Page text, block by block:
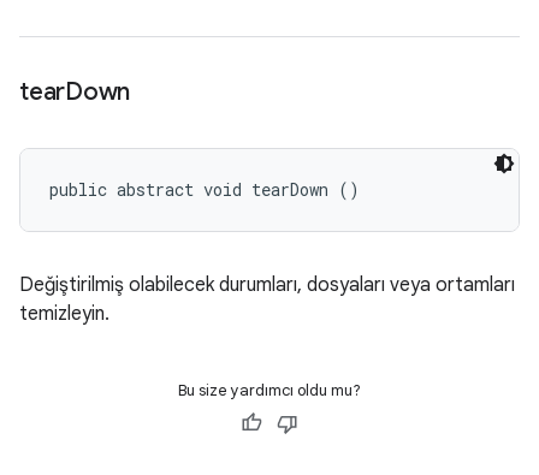
tearDown
public abstract void tearDown ()
Değiştirilmiş olabilecek durumları, dosyaları veya ortamları
temizleyin.
Bu size yardımcı oldu mu?